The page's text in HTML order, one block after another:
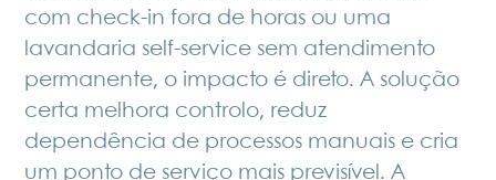
com check-in fora de horas ou uma
lavandaria self-service sem atendimento
permanente, o impacto é direto. A solução
certa melhora controlo, reduz
dependência de processos manuais e cria
um ponto de serviço mais previsível. A